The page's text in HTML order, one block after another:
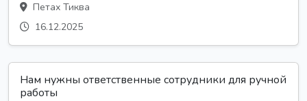
Петах Тиква
16.12.2025
Нам нужны ответственные сотрудники для ручной
работы